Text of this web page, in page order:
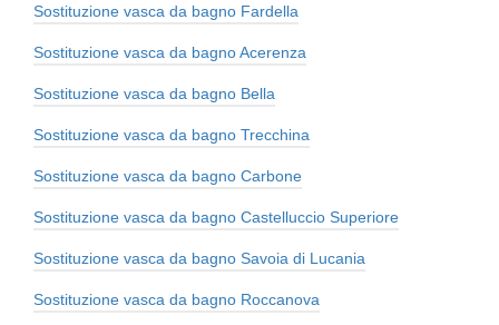
Sostituzione vasca da bagno Fardella
Sostituzione vasca da bagno Acerenza
Sostituzione vasca da bagno Bella
Sostituzione vasca da bagno Trecchina
Sostituzione vasca da bagno Carbone
Sostituzione vasca da bagno Castelluccio Superiore
Sostituzione vasca da bagno Savoia di Lucania
Sostituzione vasca da bagno Roccanova